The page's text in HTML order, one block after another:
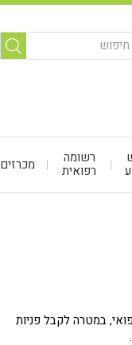
רשומה
רפואית מכרזים
– התשנ"ו – 1996 ע"י מנהל המוסד הרפואי, במטרה לקבל פניות